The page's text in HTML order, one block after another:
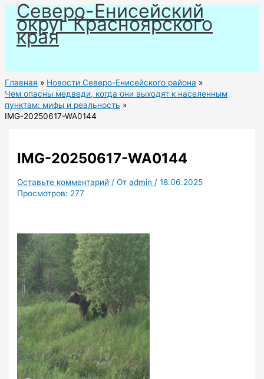
Перейти
содержимому
Северо-Енисейский
округ Красноярского
края
Главная
Новости Северо-Енисейского района
Чем опасны медведи, когда они выходят к населенным
пунктам: мифы и реальность
IMG-20250617-WA0144
IMG-20250617-WA0144
Оставьте комментарий / Отadmin /18.06.2025
Просмотров: 277